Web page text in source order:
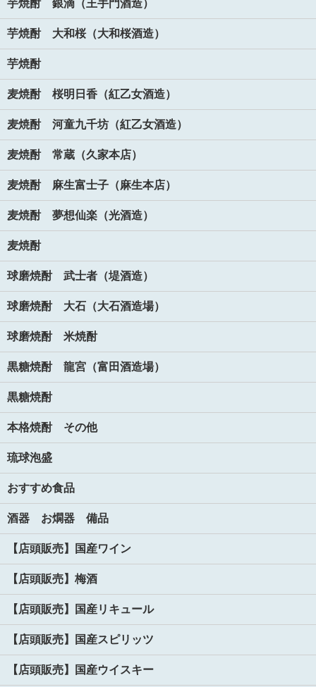
芋焼酎 銀滴（王手門酒造）
芋焼酎 大和桜（大和桜酒造）
芋焼酎
麦焼酎 桜明日香（紅乙女酒造）
麦焼酎 河童九千坊（紅乙女酒造）
麦焼酎 常蔵（久家本店）
麦焼酎 麻生富士子（麻生本店）
麦焼酎 夢想仙楽（光酒造）
麦焼酎
球磨焼酎 武士者（堤酒造）
球磨焼酎 大石（大石酒造場）
球磨焼酎 米焼酎
黒糖焼酎 龍宮（富田酒造場）
黒糖焼酎
本格焼酎 その他
琉球泡盛
おすすめ食品
酒器 お燗器 備品
【店頭販売】国産ワイン
【店頭販売】梅酒
【店頭販売】国産リキュール
【店頭販売】国産スピリッツ
【店頭販売】国産ウイスキー